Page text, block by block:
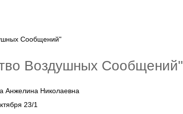
Воздушных Сообщений"
Анжелина Николаевна
23/1